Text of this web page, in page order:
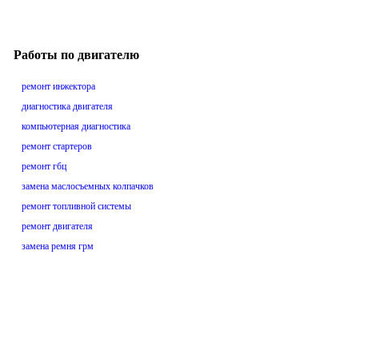
Работы по двигателю
ремонт инжектора
диагностика двигателя
компьютерная диагностика
ремонт стартеров
ремонт гбц
замена маслосъемных колпачков
ремонт топливной системы
ремонт двигателя
замена ремня грм